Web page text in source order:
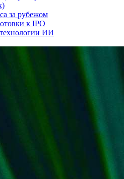
за рубежом
к IPO
ИИ